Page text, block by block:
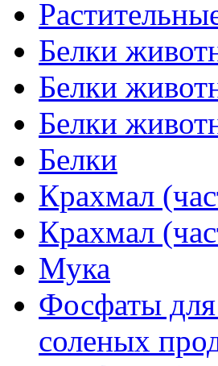
Белки
Белки
Белки
Белки
Крахмал
Крахмал
Мука
Фосфаты для
соленых